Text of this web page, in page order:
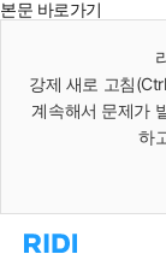
본문 바로가기
강제 새로 고침
계속해서 문제가
하
리